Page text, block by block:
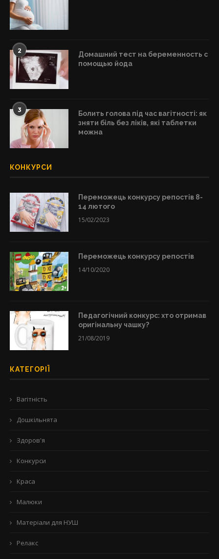
2
Домашний тест на беременность с
помощью йода
3
Болить голова під час вагітності: як
зняти біль без ліків, які таблетки
можна
КОНКУРСИ
Переможець конкурсу репостів 8-
14 лютого
15/02/2023
Переможець конкурсу репостів
14/10/2020
Педагогічний конкурс: хто отримав
оригінальну чашку?
21/08/2019
КАТЕГОРІЇ
Вагітність
Дошкільнята
Здоров'я
Конкурси
Краса
Малюки
Матеріали для НУШ
Релакс